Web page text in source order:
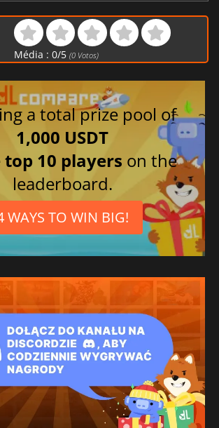
Média : 0/5 (0Votos)
a total prize pool of
1,000 USDT
top 10 players on the
leaderboard.
WAYS TO WIN BIG!